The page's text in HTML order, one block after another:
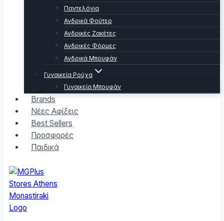
Παντελόνια
Ανδρικά Φούτερ
Ανδρικές Ζακέτες
Ανδρικές Φόρμες
Ανδρικά Μπουφάν
Γυναικεία Ρούχα
Γυναικεία Μπουφάν
Brands
Νέες Αφίξεις
Best Sellers
Προσφορές
Παιδικά